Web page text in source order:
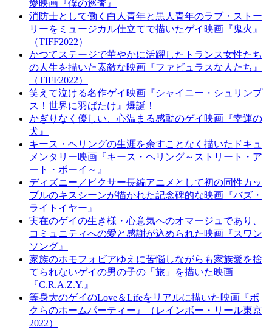
愛映画『僕の巡査』
消防士として働く白人青年と黒人青年のラブ・ストー
リーをミュージカル仕立てで描いたゲイ映画『鬼火』
（TIFF2022）
かつてステージで華やかに活躍したトランス女性たち
の人生を描いた素敵な映画『ファビュラスな人たち』
（TIFF2022）
笑えて泣ける名作ゲイ映画『シャイニー・シュリンプ
ス！世界に羽ばたけ』爆誕！
かぎりなく優しい、心温まる感動のゲイ映画『幸運の
犬』
キース・ヘリングの生涯を余すことなく描いたドキュ
メンタリー映画『キース・ヘリング～ストリート・ア
ート・ボーイ～』
ディズニー／ピクサー長編アニメとして初の同性カッ
プルのキスシーンが描かれた記念碑的な映画『バズ・
ライトイヤー』
実在のゲイの生き様・心意気へのオマージュであり、
コミュニティへの愛と感謝が込められた映画『スワン
ソング』
家族のホモフォビアゆえに苦悩しながらも家族愛を捨
てられないゲイの男の子の「旅」を描いた映画
『C.R.A.Z.Y.』
等身大のゲイのLove＆Lifeをリアルに描いた映画『ボ
クらのホームパーティー』（レインボー・リール東京
2022）